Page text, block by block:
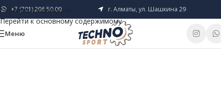
Перейти к навигации
Перейти к основному содержимому
+7 (701) 206 50 00 г. Алматы, ул. Шашкина 29
Меню